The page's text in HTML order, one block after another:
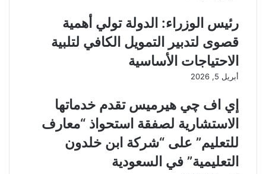
رئيس الوزراء: الدولة تولي أهمية
قصوى لتدبير التمويل الكافي لتلبية
الاحتياجات الأساسية
أبريل 5, 2026
إي اف چي هيرميس تقدم خدماتها
الاستشارية لصفقة استحواذ “معارف
للتعليم” على “شركة ابن خلدون
التعليمية” في السعودية